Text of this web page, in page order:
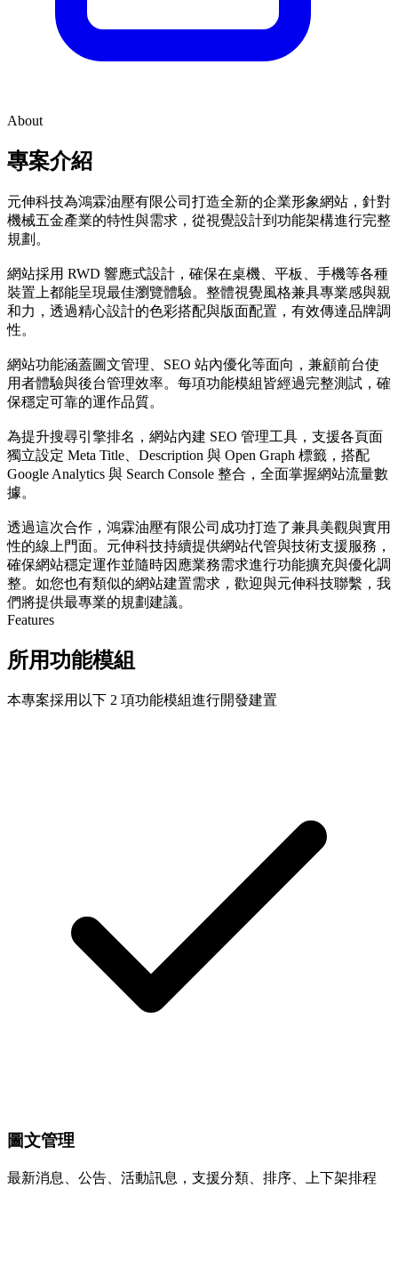
About
專案介紹
元伸科技為鴻霖油壓有限公司打造全新的企業形象網站，針對
機械五金產業的特性與需求，從視覺設計到功能架構進行完整
規劃。
網站採用 RWD 響應式設計，確保在桌機、平板、手機等各種
裝置上都能呈現最佳瀏覽體驗。整體視覺風格兼具專業感與親
和力，透過精心設計的色彩搭配與版面配置，有效傳達品牌調
性。
網站功能涵蓋圖文管理、SEO 站內優化等面向，兼顧前台使
用者體驗與後台管理效率。每項功能模組皆經過完整測試，確
保穩定可靠的運作品質。
為提升搜尋引擎排名，網站內建 SEO 管理工具，支援各頁面
獨立設定 Meta Title、Description 與 Open Graph 標籤，搭配
Google Analytics 與 Search Console 整合，全面掌握網站流量數
據。
透過這次合作，鴻霖油壓有限公司成功打造了兼具美觀與實用
性的線上門面。元伸科技持續提供網站代管與技術支援服務，
確保網站穩定運作並隨時因應業務需求進行功能擴充與優化調
整。如您也有類似的網站建置需求，歡迎與元伸科技聯繫，我
們將提供最專業的規劃建議。
Features
所用功能模組
本專案採用以下 2 項功能模組進行開發建置
圖文管理
最新消息、公告、活動訊息，支援分類、排序、上下架排程